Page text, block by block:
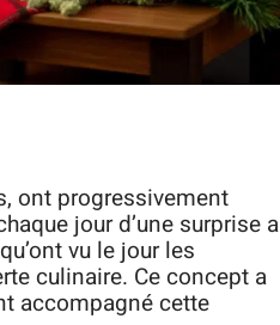
ont progressivement
jour d’une surprise a
vu le jour les
culinaire. Ce concept a
accompagné cette